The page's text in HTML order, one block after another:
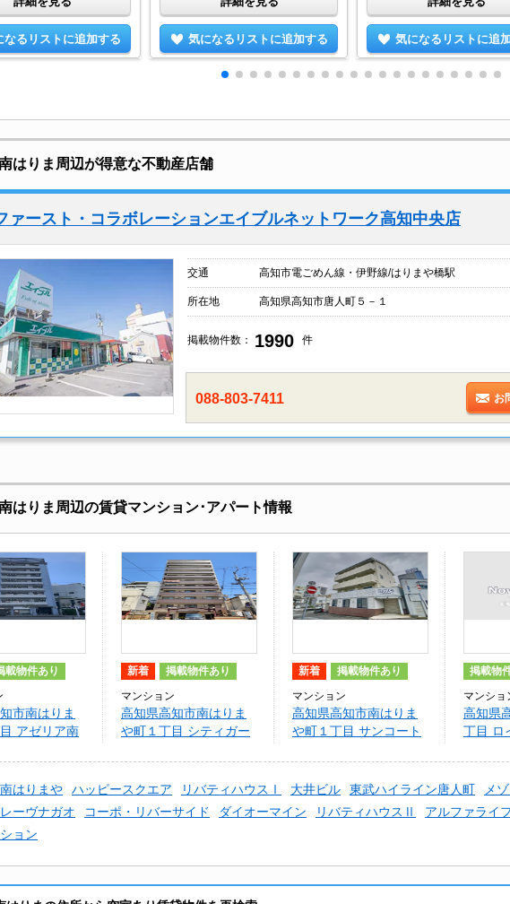
なるリストに追加する 気になるリストに追加する 気になるリストに追
はりま周辺が得意な不動産店舗
ァースト・コラボレーションエイブルネットワーク高知中央店
交通 高知市電ごめん線・伊野線/はりまや橋駅
所在地 高知県高知市唐人町５－１
掲載物件数： 1990 件
088-803-7411 お
はりま周辺の賃貸マンション･アパート情報
載物件あり
市南はりま
アゼリア南
新着 掲載物件あり
マンション
高知県高知市南はりま
や町１丁目 シティガー
新着 掲載物件あり
マンション
高知県高知市南はりま
や町１丁目 サンコート
掲載物
マンショ
高知県
丁目 ロ
はりまや ハッピースクエア リバティハウスⅠ 大井ビル 東武ハイライン唐人町 メ
ーヴナガオ
コーポ・リバーサイド ダイオーマイン リバティハウスⅡ アルファライ
ョン